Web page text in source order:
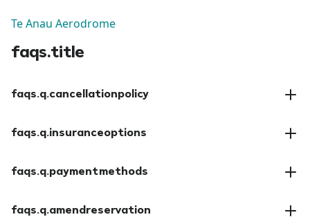
Te Anau Aerodrome
faqs.title
faqs.q.cancellationpolicy
faqs.q.insuranceoptions
faqs.q.paymentmethods
faqs.q.amendreservation